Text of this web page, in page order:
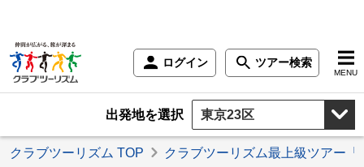
ログイン ツアー検索
MENU
出発地を選択
クラブツーリズム TOP クラブツーリズム最上級ツアー